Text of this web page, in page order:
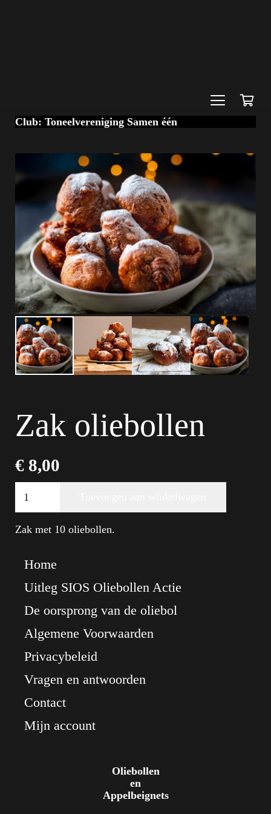
Club: Toneelvereniging Samen één
Zak oliebollen
€ 8,00
oliebollen
aantal
Alternative:
Zak met 10 oliebollen.
Home
Uitleg SIOS Oliebollen Actie
De oorsprong van de oliebol
Algemene Voorwaarden
Privacybeleid
Vragen en antwoorden
Contact
Mijn account
Oliebollen
en
Appelbeignets